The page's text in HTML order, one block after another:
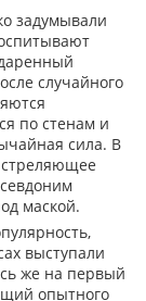
задумывали
случайного
по стенам и
сила. В
стреляющее
маской.
выступали
же на первый
опытного